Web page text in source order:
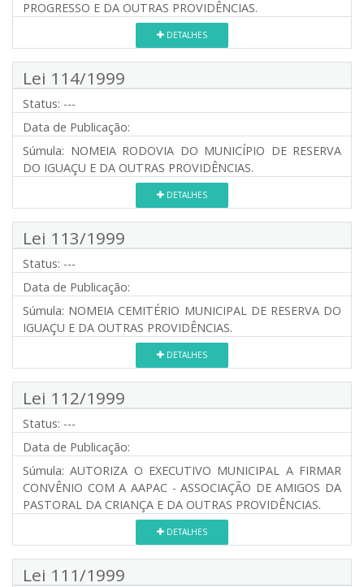
PROGRESSO E DA OUTRAS PROVIDÊNCIAS.
DETALHES
Lei 114/1999
Status: ---
Data de Publicação:
Súmula: NOMEIA RODOVIA DO MUNICÍPIO DE RESERVA
DO IGUAÇU E DA OUTRAS PROVIDÊNCIAS.
DETALHES
Lei 113/1999
Status: ---
Data de Publicação:
Súmula: NOMEIA CEMITÉRIO MUNICIPAL DE RESERVA DO
IGUAÇU E DA OUTRAS PROVIDÊNCIAS.
DETALHES
Lei 112/1999
Status: ---
Data de Publicação:
Súmula: AUTORIZA O EXECUTIVO MUNICIPAL A FIRMAR
CONVÊNIO COM A AAPAC - ASSOCIAÇÃO DE AMIGOS DA
PASTORAL DA CRIANÇA E DA OUTRAS PROVIDÊNCIAS.
DETALHES
Lei 111/1999